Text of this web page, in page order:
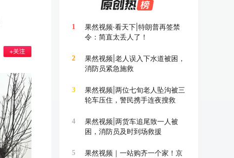
1
果然视频·看天下|特朗普再签禁
令：简直太丢人了！
2
果然视频|老人误入下水道被困，
消防员紧急施救
3
果然视频|两位七旬老人坠沟被三
轮车压住，警民携手连夜搜救
4
果然视频|两货车追尾致一人被
困，消防员及时到场救援
5
果然视频｜一站购齐一个家！京